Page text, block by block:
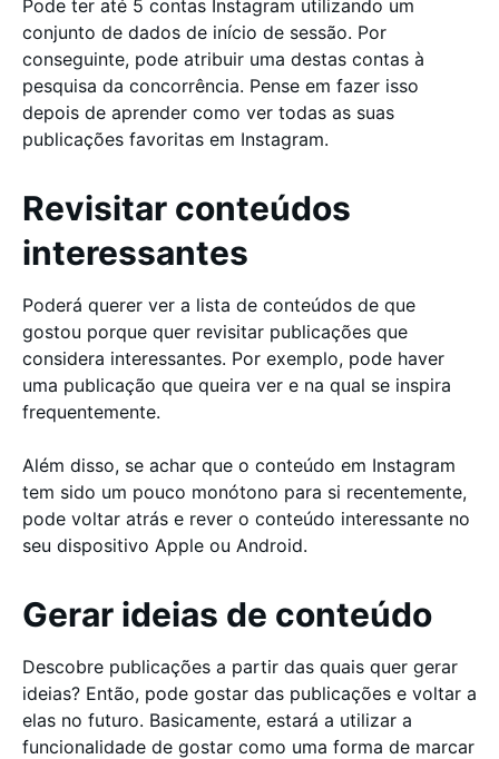
Pode ter até 5 contas Instagram utilizando um
conjunto de dados de início de sessão. Por
conseguinte, pode atribuir uma destas contas à
pesquisa da concorrência. Pense em fazer isso
depois de aprender como ver todas as suas
publicações favoritas em Instagram.
Revisitar conteúdos
interessantes
Poderá querer ver a lista de conteúdos de que
gostou porque quer revisitar publicações que
considera interessantes. Por exemplo, pode haver
uma publicação que queira ver e na qual se inspira
frequentemente.
Além disso, se achar que o conteúdo em Instagram
tem sido um pouco monótono para si recentemente,
pode voltar atrás e rever o conteúdo interessante no
seu dispositivo Apple ou Android.
Gerar ideias de conteúdo
Descobre publicações a partir das quais quer gerar
ideias? Então, pode gostar das publicações e voltar a
elas no futuro. Basicamente, estará a utilizar a
funcionalidade de gostar como uma forma de marcar